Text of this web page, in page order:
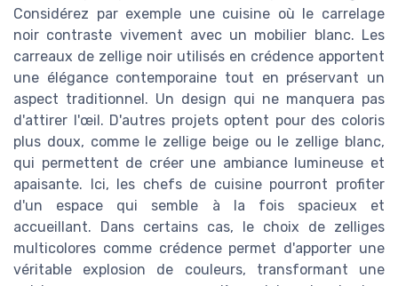
Considérez par exemple une cuisine où le carrelage
noir contraste vivement avec un mobilier blanc. Les
carreaux de zellige noir utilisés en crédence apportent
une élégance contemporaine tout en préservant un
aspect traditionnel. Un design qui ne manquera pas
d'attirer l'œil. D'autres projets optent pour des coloris
plus doux, comme le zellige beige ou le zellige blanc,
qui permettent de créer une ambiance lumineuse et
apaisante. Ici, les chefs de cuisine pourront profiter
d'un espace qui semble à la fois spacieux et
accueillant. Dans certains cas, le choix de zelliges
multicolores comme crédence permet d'apporter une
véritable explosion de couleurs, transformant une